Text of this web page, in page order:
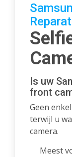
Is uw
front
Geen
terwijl u
camera.
Meest